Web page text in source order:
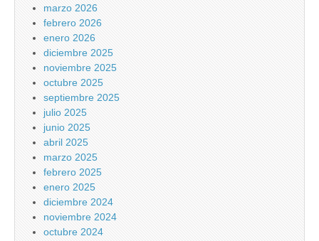
marzo 2026
febrero 2026
enero 2026
diciembre 2025
noviembre 2025
octubre 2025
septiembre 2025
julio 2025
junio 2025
abril 2025
marzo 2025
febrero 2025
enero 2025
diciembre 2024
noviembre 2024
octubre 2024